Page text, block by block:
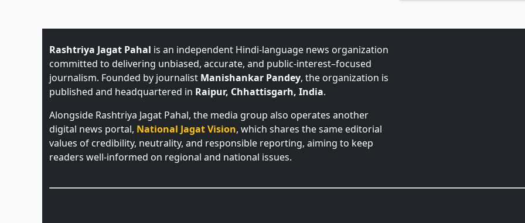
Rashtriya Jagat Pahal is an independent Hindi-language news organization
committed to delivering unbiased, accurate, and public-interest–focused
journalism. Founded by journalist Manishankar Pandey, the organization is
published and headquartered in Raipur, Chhattisgarh, India.
Alongside Rashtriya Jagat Pahal, the media group also operates another
digital news portal, National Jagat Vision, which shares the same editorial
values of credibility, neutrality, and responsible reporting, aiming to keep
readers well-informed on regional and national issues.